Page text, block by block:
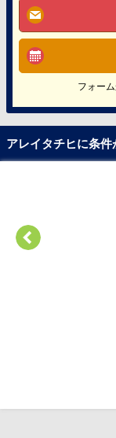
フォー
アレイタチヒに条件